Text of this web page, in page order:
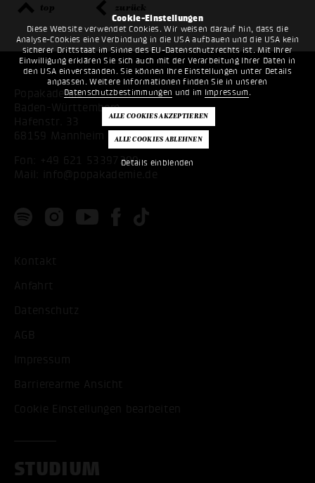
Cookie-Einstellungen
Diese Website verwendet Cookies. Wir weisen darauf hin, dass die
Analyse-Cookies eine Verbindung in die USA aufbauen und die USA kein
sicherer Drittstaat im Sinne des EU-Datenschutzrechts ist. Mit Ihrer
Einwilligung erklären Sie sich auch mit der Verarbeitung Ihrer Daten in
den USA einverstanden. Sie können Ihre Einstellungen unter Details
anpassen. Weitere Informationen finden Sie in unseren
Datenschutzbestimmungen und im Impressum .
Details einblenden
top zurück
Popakademie
Baden-Württemberg
Hafenstr. 33
68159 Mannheim
Fon:
+49 621 53397200
Mail:
info@popakademie.de
Kontakt
Anfahrt
Datenschutz
AGB
Impressum
Barrierearme Ansicht
Cookie Einstellungen bearbeiten
STUDIUM